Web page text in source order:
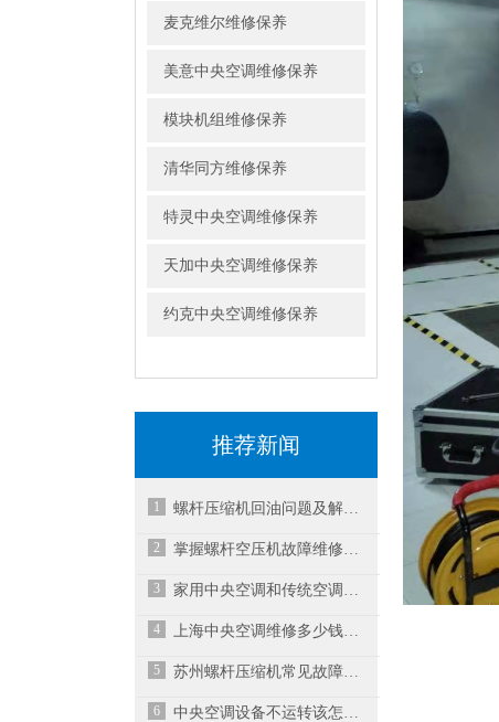
麦克维尔维修保养
美意中央空调维修保养
模块机组维修保养
清华同方维修保养
特灵中央空调维修保养
天加中央空调维修保养
约克中央空调维修保养
推荐新闻
1 螺杆压缩机回油问题及解决方案
2 掌握螺杆空压机故障维修方法确保机组稳定运行
3 家用中央空调和传统空调产品如何选择？
4 上海中央空调维修多少钱？中央空调维修报价表来啦！
5 苏州螺杆压缩机常见故障与处理方法
6 中央空调设备不运转该怎么处理?